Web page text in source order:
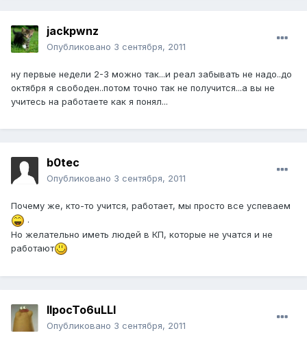
jackpwnz
Опубликовано 3 сентября, 2011
ну первые недели 2-3 можно так...и реал забывать не надо..до
октября я свободен..потом точно так не получится...а вы не
учитесь на работаете как я понял...
b0tec
Опубликовано 3 сентября, 2011
Почему же, кто-то учится, работает, мы просто все успеваем
.
Но желательно иметь людей в КП, которые не учатся и не
работают
IIpocTo6uLLI
Опубликовано 3 сентября, 2011